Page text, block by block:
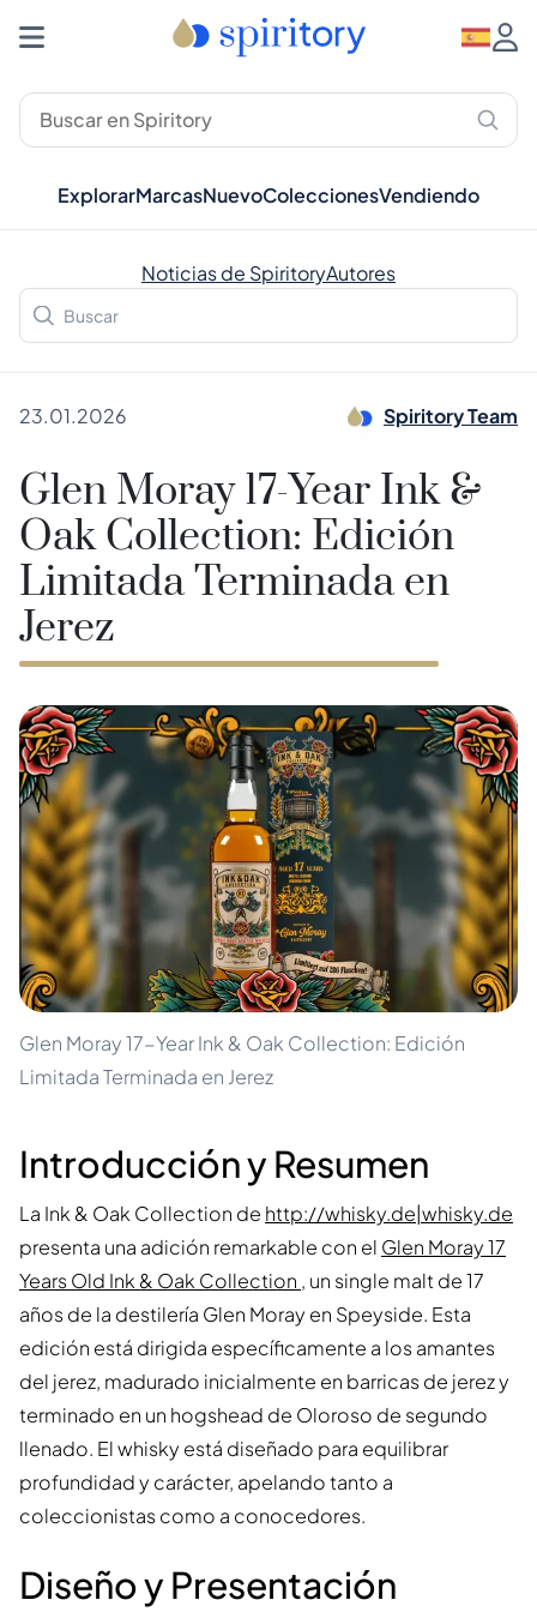
ExplorarMarcasNuevoColeccionesVendiendo
Noticias de SpiritoryAutores
23.01.2026 Spiritory Team
Glen Moray 17-Year Ink &
Oak Collection: Edición
Limitada Terminada en
Jerez
Glen Moray 17-Year Ink & Oak Collection: Edición
Limitada Terminada en Jerez
Introducción y Resumen
La Ink & Oak Collection de http://whisky.de|whisky.de
presenta una adición remarkable con el Glen Moray 17
Years Old Ink & Oak Collection , un single malt de 17
años de la destilería Glen Moray en Speyside. Esta
edición está dirigida específicamente a los amantes
del jerez, madurado inicialmente en barricas de jerez y
terminado en un hogshead de Oloroso de segundo
llenado. El whisky está diseñado para equilibrar
profundidad y carácter, apelando tanto a
coleccionistas como a conocedores.
Diseño y Presentación